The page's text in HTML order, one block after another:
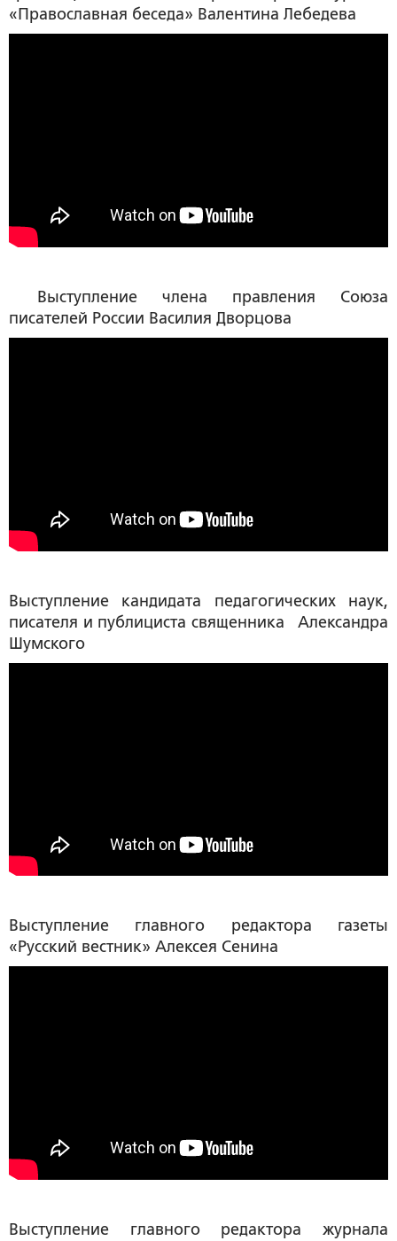
«Православная беседа» Валентина Лебедева
Выступление члена правления Союза
писателей России Василия Дворцова
Выступление кандидата педагогических наук,
писателя и публициста священника Александра
Шумского
Выступление главного редактора газеты
«Русский вестник» Алексея Сенина
Выступление главного редактора журнала